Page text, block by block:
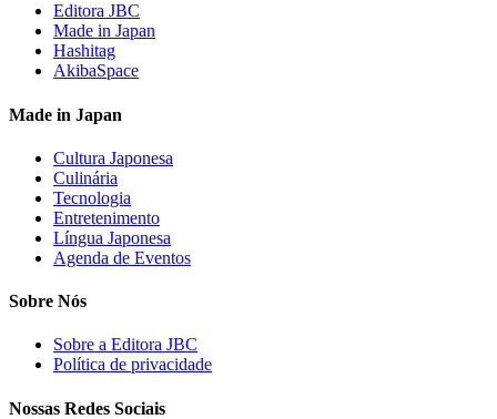
Editora JBC
Made in Japan
Hashitag
AkibaSpace
Made in Japan
Cultura Japonesa
Culinária
Tecnologia
Entretenimento
Língua Japonesa
Agenda de Eventos
Sobre Nós
Sobre a Editora JBC
Política de privacidade
Nossas Redes Sociais